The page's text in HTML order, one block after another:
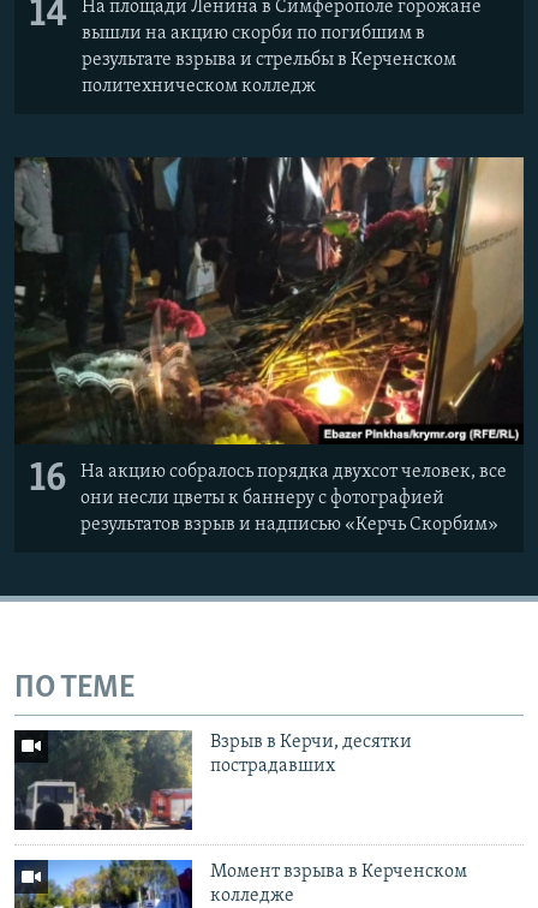
14
На площади Ленина в Симферополе горожане
вышли на акцию скорби по погибшим в
результате взрыва и стрельбы в Керченском
политехническом колледж
16
На акцию собралось порядка двухсот человек, все
они несли цветы к баннеру с фотографией
результатов взрыв и надписью «Керчь Скорбим»
ПО ТЕМЕ
Взрыв в Керчи, десятки
пострадавших
Момент взрыва в Керченском
колледже